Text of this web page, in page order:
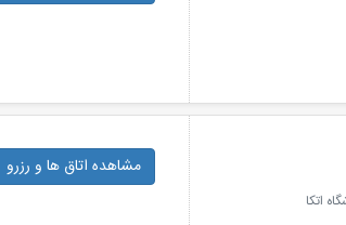
مشاهده اتاق ها و رزرو